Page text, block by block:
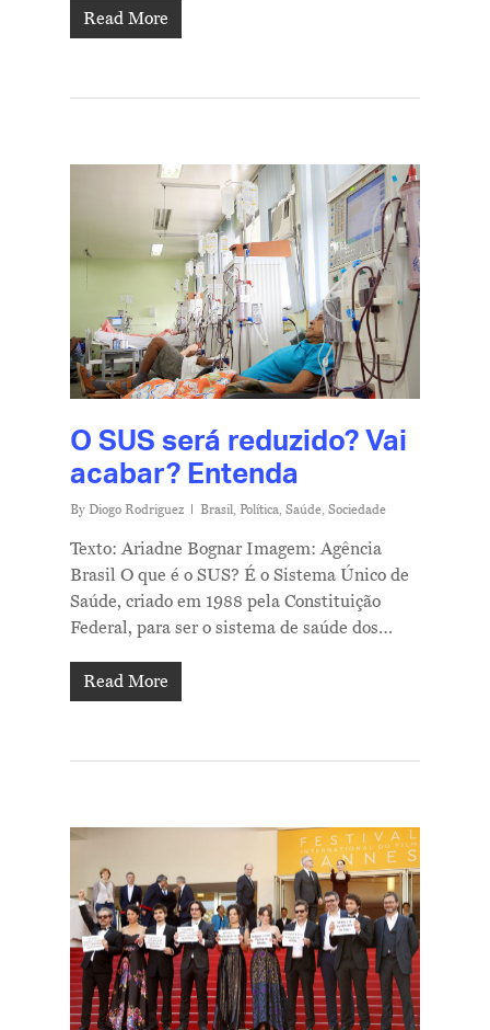
Read More
O SUS será reduzido? Vai
acabar? Entenda
By Diogo Rodriguez Brasil Política Saúde Sociedade
Texto: Ariadne Bognar Imagem: Agência
Brasil O que é o SUS? É o Sistema Único de
Saúde, criado em 1988 pela Constituição
Federal, para ser o sistema de saúde dos…
Read More
Me Explica ?
Notícias
Newsletter